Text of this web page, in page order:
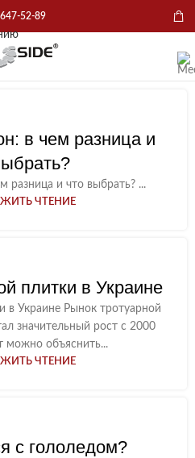
52-89
в чем разница и
разница и что выбрать? ...
ЧТЕНИЕ
плитки в Украине
в Украине Рынок тротуарной
значительный рост с 2000
можно объяснить...
ЧТЕНИЕ
с гололедом?